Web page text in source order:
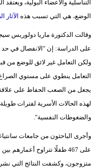
التناسلية والأعضاء البولية، ويعتقد
الوضع، هي التي تسبب هذه الآثار
وقالت الدكتورة ماريا دولوريس
على الدراسة: إن "الانفصال في حد
ولكن التعامل غير لائق للوضع من
التعامل ينطوي على مستوي الصراع
يجعل من الصعب الحفاظ على
لهذه الحالات الأسرية لفترات
والضغوطات النفسية".
وأجرى الباحثون من جامعات
متزوجون، وكشفت النتائج التي